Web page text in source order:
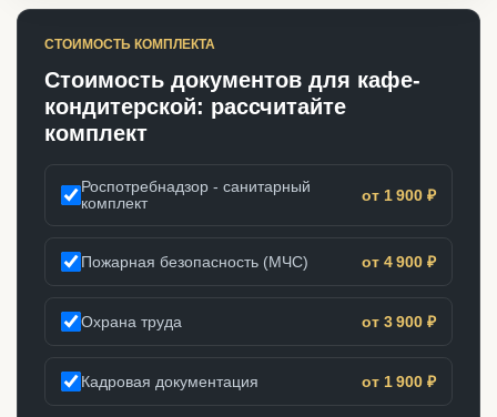
СТОИМОСТЬ КОМПЛЕКТА
Стоимость документов для кафе-
кондитерской: рассчитайте
комплект
Роспотребнадзор - санитарный
комплект
от 1 900 ₽
Пожарная безопасность (МЧС) от 4 900 ₽
Охрана труда от 3 900 ₽
Кадровая документация от 1 900 ₽